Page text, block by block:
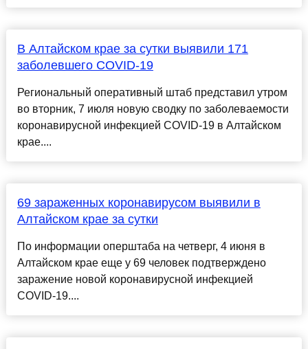
В Алтайском крае за сутки выявили 171
заболевшего COVID-19
Региональный оперативный штаб представил утром
во вторник, 7 июля новую сводку по заболеваемости
коронавирусной инфекцией COVID-19 в Алтайском
крае....
69 зараженных коронавирусом выявили в
Алтайском крае за сутки
По информации оперштаба на четверг, 4 июня в
Алтайском крае еще у 69 человек подтверждено
заражение новой коронавирусной инфекцией
COVID-19....